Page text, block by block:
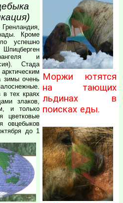
Кроме
успешно
и
Стада
зимы очень
в тех краях
злаков,
и только
цветковые
овцебыков
до 1
Моржи ютятся
на тающих
льдинах в
поисках еды.